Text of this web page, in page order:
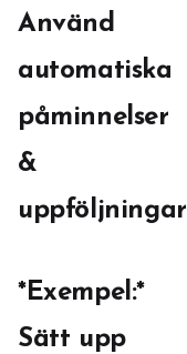
Använd
automatiska
påminnelser
&
uppföljningar
*Exempel:*
Sätt upp